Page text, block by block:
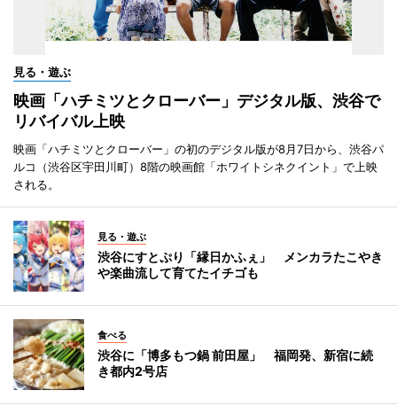
見る・遊ぶ
映画「ハチミツとクローバー」デジタル版、渋谷で
リバイバル上映
映画「ハチミツとクローバー」の初のデジタル版が8月7日から、渋谷パ
ルコ（渋谷区宇田川町）8階の映画館「ホワイトシネクイント」で上映
される。
見る・遊ぶ
渋谷にすとぷり「縁日かふぇ」 メンカラたこやき
や楽曲流して育てたイチゴも
食べる
渋谷に「博多もつ鍋 前田屋」 福岡発、新宿に続
き都内2号店